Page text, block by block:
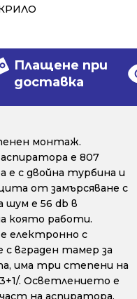
Плащене при
доставка
монтаж.
е 807
с двойна турбина и
от замърсяване с
шум е 56 db в
която работи.
електронно с
вграден тамер за
има три степени на
. Осветлението е
на аспиратора.